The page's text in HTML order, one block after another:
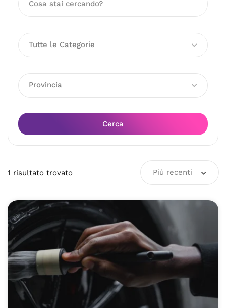
Tutte le Categorie
Provincia
Cerca
1 risultato trovato Più recenti